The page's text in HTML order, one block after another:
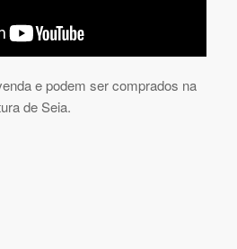
e podem ser comprados na
de Seia.